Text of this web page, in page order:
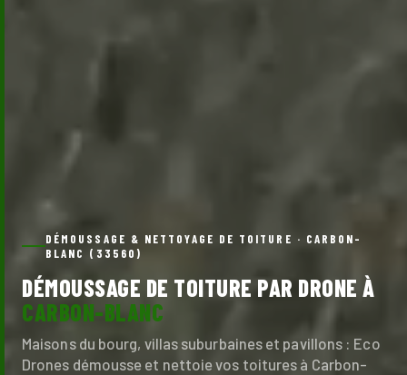
DÉMOUSSAGE & NETTOYAGE DE TOITURE · CARBON-
BLANC (33560)
DÉMOUSSAGE DE TOITURE PAR DRONE À
CARBON-BLANC
Maisons du bourg, villas suburbaines et pavillons : Eco
Drones démousse et nettoie vos toitures à Carbon-